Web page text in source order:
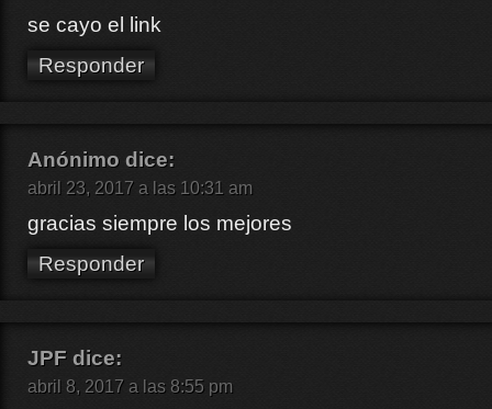
se cayo el link
Responder
Anónimo dice:
abril 23, 2017 a las 10:31 am
gracias siempre los mejores
Responder
JPF dice:
abril 8, 2017 a las 8:55 pm